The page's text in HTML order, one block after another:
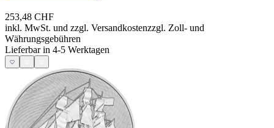
253,48 CHF
inkl. MwSt. und zzgl. Versandkostenzzgl. Zoll- und
Währungsgebühren
Lieferbar in 4-5 Werktagen